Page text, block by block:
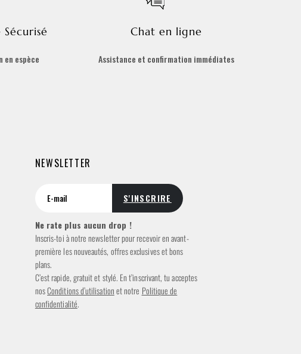
en espèce
Chat en ligne
Assistance et confirmation immédiates
NEWSLETTER
Ne rate plus aucun drop !
Inscris-toi à notre newsletter pour recevoir en avant-
première les nouveautés, offres exclusives et bons
plans.
C’est rapide, gratuit et stylé. En t’inscrivant, tu acceptes
nosConditions d’utilisationet notre Politique de
confidentialité.